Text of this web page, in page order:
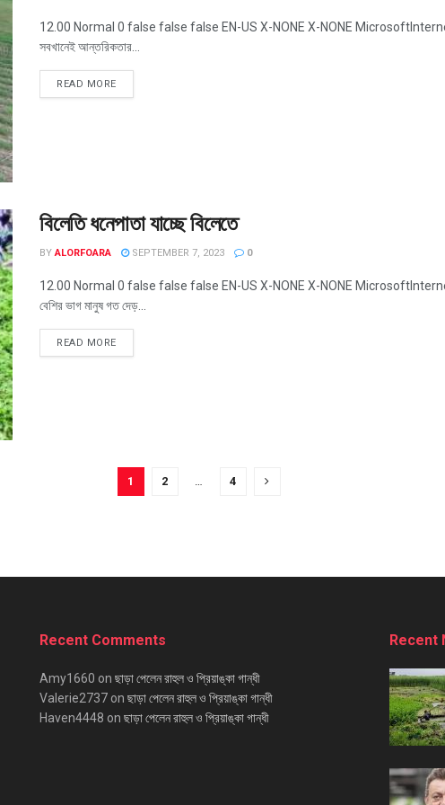
12.00 Normal 0 false false false EN-US X-NONE X-NONE
সবখানেই আন্তরিকতার...
READ MORE
বিলেতি ধনেপাতা যাচ্ছে বিলেতে
BY ALORFOARA SEPTEMBER 7, 2023 0
12.00 Normal 0 false false false EN-US X-NONE X-NONE
বেশির ভাগ মানুষ গত দেড়...
READ MORE
1 2 4
Recent Comments
Amy1660 on ছাড়া পেলেন রাহুল ও প্রিয়াঙ্কা গান্ধী
Valerie2737 on ছাড়া পেলেন রাহুল ও প্রিয়াঙ্কা গান্ধী
Haven4448 on ছাড়া পেলেন রাহুল ও প্রিয়াঙ্কা গান্ধী
Recent